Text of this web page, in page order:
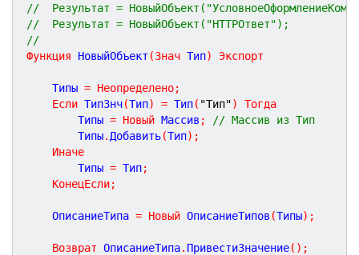
// 	Результат =
// 	Результат = НовыйОбъект("HTTPОтвет");
//
Функция
НовыйОбъект (Знач Тип) Экспорт
	Типы
= Неопределено;
Если ТипЗнч(Тип) = Тип( "Тип")
Тогда
		Типы
= Новый Массив ;
// Массив из Тип
		Типы
. Добавить(Тип) ;
Иначе
		Типы
= Тип;
КонецЕсли;
	ОписаниеТипа
= Новый ОписаниеТипов (Типы) ;
Возврат ОписаниеТипа. ПривестиЗначение( ) ;